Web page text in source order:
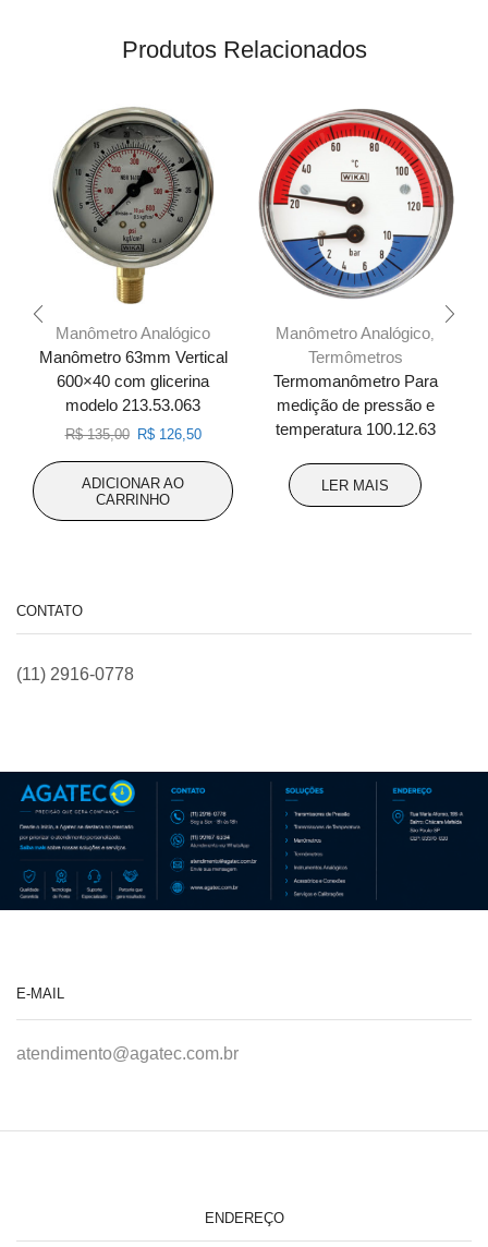
Produtos Relacionados
Manômetro Analógico
Manômetro 63mm Vertical
600×40 com glicerina
modelo 213.53.063
R$135,00 O
original
era:
R$126,50O
atual
R$ 126,50.
ADICIONAR AO
CARRINHO
Manômetro Analógico
Termômetros
Termomanômetro Para
medição de pressão e
temperatura 100.12.63
LER MAIS
CONTATO
(11) 2916-0778
E-MAIL
atendimento@agatec.com.br
ENDEREÇO